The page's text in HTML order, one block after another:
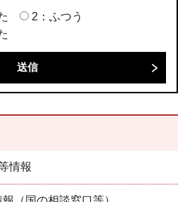
2：ふつう
情報